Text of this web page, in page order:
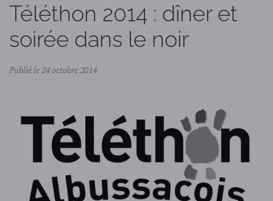
Téléthon 2014 : dîner et
soirée dans le noir
Publié le 24 octobre 2014